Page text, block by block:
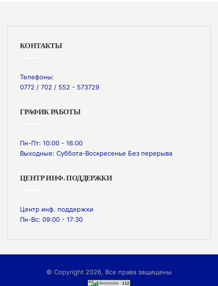
КОНТАКТЫ
Телефоны:
0772 / 702 / 552 - 573729
ГРАФИК РАБОТЫ
Пн-Пт: 10:00 - 16:00
Выходные: Суббота-Воскресенье Без перерыва
ЦЕНТР ИНФ. ПОДДЕРЖКИ
Центр инф. поддержки
Пн-Вс: 09:00 - 17:30
© Copyright 2026, Все права защищены